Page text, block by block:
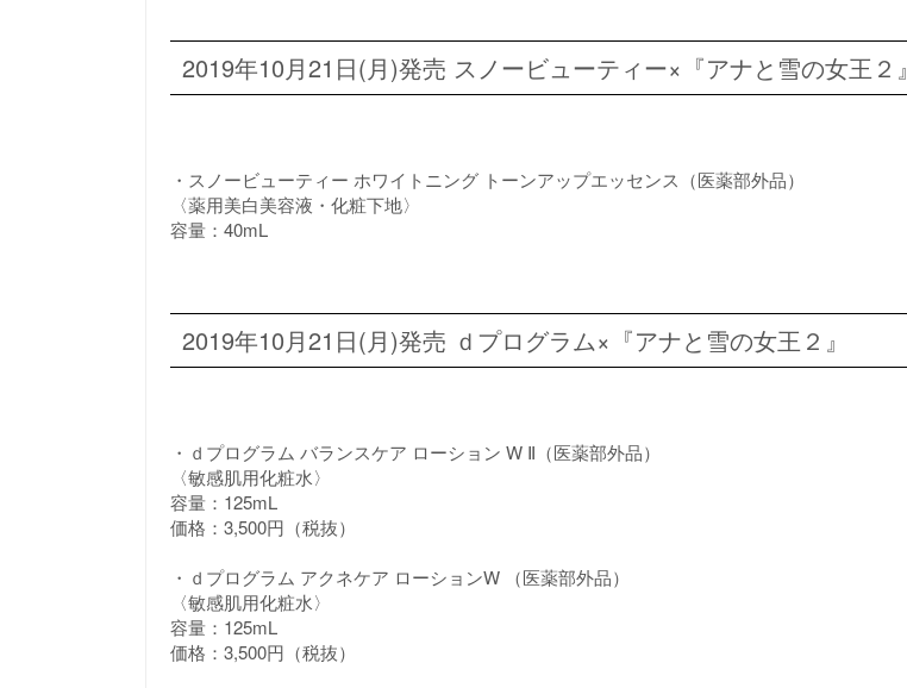
2019年10月21日(月)発売 スノービューティー×『アナと雪の女王２』
・スノービューティー ホワイトニング トーンアップエッセンス（医薬部外品）
〈薬用美白美容液・化粧下地〉
容量：40mL
2019年10月21日(月)発売 ｄプログラム×『アナと雪の女王２』
・ｄプログラム バランスケア ローション W Ⅱ（医薬部外品）
〈敏感肌用化粧水〉
容量：125mL
価格：3,500円（税抜）
・ｄプログラム アクネケア ローションW （医薬部外品）
〈敏感肌用化粧水〉
容量：125mL
価格：3,500円（税抜）